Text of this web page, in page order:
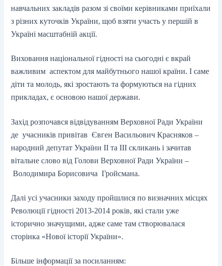
навчальних закладів разом зі своїми керівниками приїхали
з різних куточків України, щоб взяти участь у першій в
Україні масштабній акції.
Виховання національної гідності на сьогодні є вкрай
важливим аспектом для майбутнього нашої країни. І саме
діти та молодь, які зростають та формуються на гідних
прикладах, є основою нашої держави.
Захід розпочався відвідуванням Верховної Ради України
де учасників привітав Євген Васильович Красняков –
народний депутат України ІІ та ІІІ скликань і зачитав
вітальне слово від Голови Верховної Ради України –
Володимира Борисовича Гройсмана.
Далі усі учасники заходу пройшлися по визначних місцях
Революції гідності 2013-2014 років, які стали уже
історично значущими, адже саме там створювалася
сторінка «Нової історії України».
Більше інформації за посиланням: